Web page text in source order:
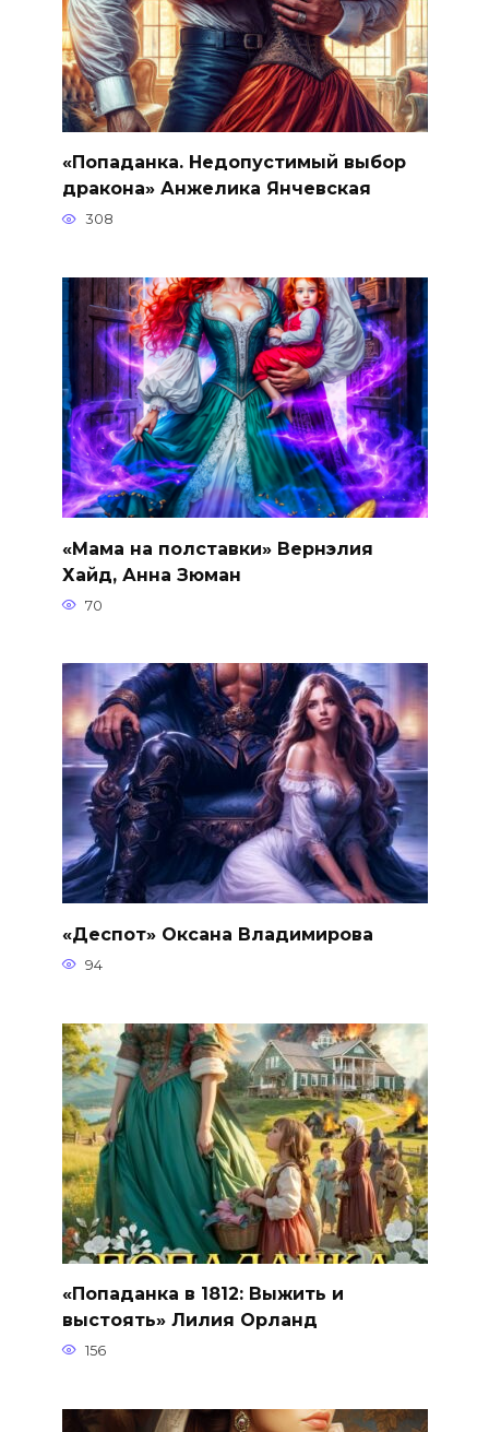
«Попаданка. Недопустимый выбор
дракона» Анжелика Янчевская
308
«Мама на полставки» Вернэлия
Хайд, Анна Зюман
70
«Деспот» Оксана Владимирова
94
«Попаданка в 1812: Выжить и
выстоять» Лилия Орланд
156